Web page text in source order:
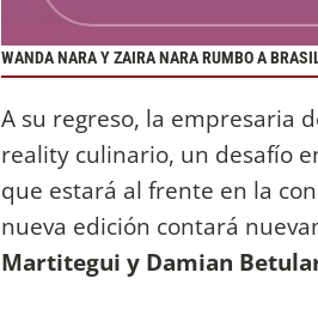
WANDA NARA Y ZAIRA NARA RUMBO A
A su regreso, la empresaria
reality culinario, un desafío
que estará al frente en la
nueva edición contará
Martitegui y Damian